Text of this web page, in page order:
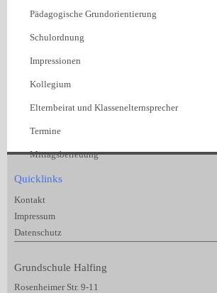
Pädagogische Grundorientierung
Schulordnung
Impressionen
Kollegium
Elternbeirat und Klassenelternsprecher
Termine
Mittagsbetreuung
Quicklinks
Kontakt
Impressum
Datenschutz
Grundschule Halfing
Rosenheimer Str. 9-11